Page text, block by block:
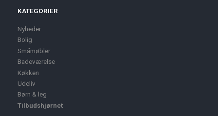
KATEGORIER
Nyheder
Bolig
Småmøbler
Badeværelse
Køkken
Udeliv
Børn & leg
Tilbudshjørnet